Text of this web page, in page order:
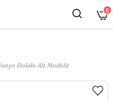
0
Dolabı Alt Modülü